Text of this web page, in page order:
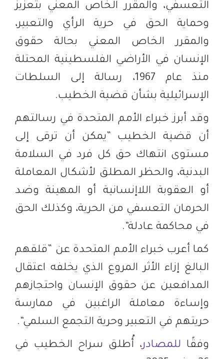
التعسفي، والمقرر الخاص المعني بتعزيز
وحماية الحق في حرية الرأي والتعبير،
والمقرر الخاص المعني بحالة حقوق
الإنسان في الأراضي الفلسطينية المحتلة
منذ عام 1967، رسالة إلى السلطات
الإسرائيلية بشأن قضية الخطيب.
وقد أبرز خبراء الأمم المتحدة في رسالتهم
أن قضية الخطيب ”يمكن أن ترقى إلى
مستوى انتهاك حق كل فرد في السلامة
البدنية، والحظر المطلق لأشكال المعاملة
أو العقوبة اللاإنسانية أو المهينة وضد
الحرمان التعسفي من الحرية، وكذلك الحق
في محاكمة عادلة“.
كما أعرب خبراء الأمم المتحدة عن ”قلقهم
البالغ إزاء الأثر المروع الذي يخلفه اعتقال
المدافعين عن حقوق الإنسان واحتجازهم
وإساءة معاملة الراغبين في ممارسة
حريتهم في التعبير وحرية التجمع السلمي“.
وفقًا للمصادر، أُطلق سراح الخطيب في